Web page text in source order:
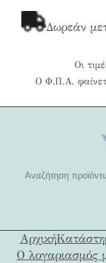
Δωρεάν
Οι
Ο Φ.Π.Α.
Αρχική
Ο λογαριασμός